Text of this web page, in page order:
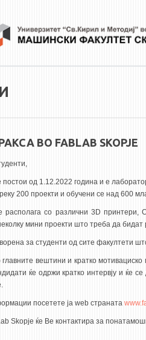
ВО FABLAB SKOPJE
постои од 1.12.2022 година и е
200 проекти и обучени се над 600
располага со различни 3D
мини проекти што треба да бидат
за студенти од сите факултети
вештини и кратко
ќе одржи кратко интервју и ќе
посетете ја web страната
Skopje ќе Ве контактира за